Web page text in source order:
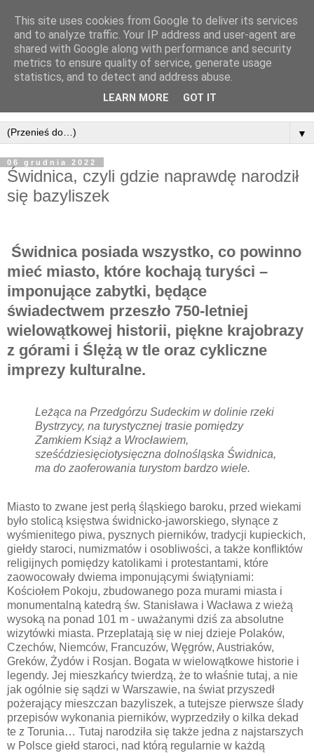
▼
06 grudnia 2022
Świdnica, czyli gdzie naprawdę narodził
się bazyliszek
Świdnica posiada wszystko, co powinno
mieć miasto, które kochają turyści –
imponujące zabytki, będące
świadectwem przeszło 750-letniej
wielowątkowej historii, piękne krajobrazy
z górami i Ślężą w tle oraz cykliczne
imprezy kulturalne.
Leżąca na Przedgórzu Sudeckim w dolinie rzeki
Bystrzycy, na turystycznej trasie pomiędzy
Zamkiem Książ a Wrocławiem,
sześćdziesięciotysięczna dolnośląska Świdnica,
ma do zaoferowania turystom bardzo wiele.
Miasto to zwane jest perłą śląskiego baroku, przed wiekami
było stolicą księstwa świdnicko-jaworskiego, słynące z
wyśmienitego piwa, pysznych pierników, tradycji kupieckich,
giełdy staroci, numizmatów i osobliwości, a także konfliktów
religijnych pomiędzy katolikami i protestantami, które
zaowocowały dwiema imponującymi świątyniami:
Kościołem Pokoju, zbudowanego poza murami miasta i
monumentalną katedrą św. Stanisława i Wacława z wieżą
wysoką na ponad 101 m - uważanymi dziś za absolutne
wizytówki miasta. Przeplatają się w niej dzieje Polaków,
Czechów, Niemców, Francuzów, Węgrów, Austriaków,
Greków, Żydów i Rosjan. Bogata w wielowątkowe historie i
legendy. Jej mieszkańcy twierdzą, że to właśnie tutaj, a nie
jak ogólnie się sądzi w Warszawie, na świat przyszedł
pożerający mieszczan bazyliszek, a tutejsze pierwsze ślady
przepisów wykonania pierników, wyprzedziły o kilka dekad
te z Torunia… Tutaj narodziła się także jedna z najstarszych
w Polsce giełd staroci, nad którą regularnie w każdą
This site uses cookies from Google to deliver its services
and to analyze traffic. Your IP address and user-agent are
shared with Google along with performance and security
metrics to ensure quality of service, generate usage
statistics, and to detect and address abuse.
LEARN MORE GOT IT